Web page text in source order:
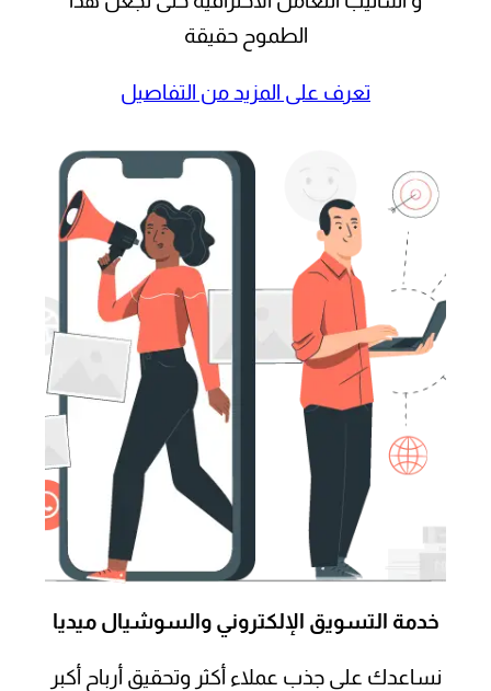
الطموح حقيقة
تعرف على المزيد من التفاصيل
خدمة التسويق الإلكتروني والسوشيال ميديا
نساعدك على جذب عملاء أكثر وتحقيق أرباح أكبر